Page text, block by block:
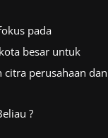
pada
besar untuk
perusahaan dan
?